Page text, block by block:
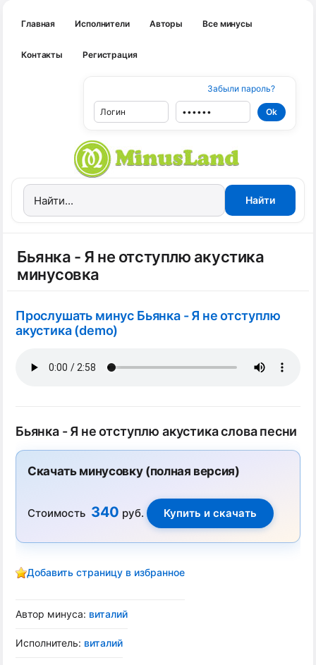
Главная Исполнители Авторы Все минусы
Контакты Регистрация
Забыли пароль?
Бьянка - Я не отступлю акустика
минусовка
Прослушать минус Бьянка - Я не отступлю
акустика (demo)
Бьянка - Я не отступлю акустика слова песни
Скачать минусовку (полная версия)
Стоимость 340 руб.
Добавить страницу в избранное
Автор минуса: виталий
Исполнитель: виталий